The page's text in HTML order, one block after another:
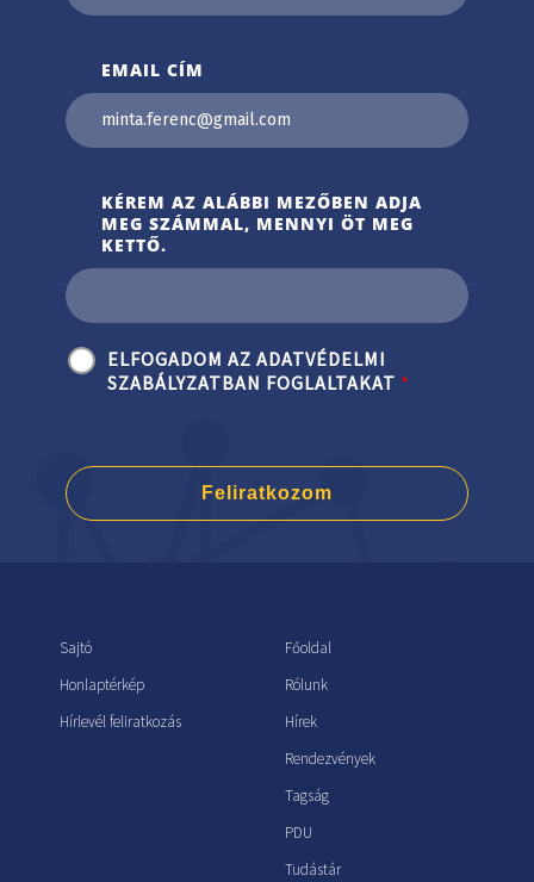
EMAIL CÍM
KÉREM AZ ALÁBBI MEZŐBEN ADJA
MEG SZÁMMAL, MENNYI ÖT MEG
KETTŐ.
ELFOGADOM AZ ADATVÉDELMI
SZABÁLYZATBAN FOGLALTAKAT *
Feliratkozom
Sajtó
Honlaptérkép
Hírlevél feliratkozás
Főoldal
Rólunk
Hírek
Rendezvények
Tagság
PDU
Tudástár